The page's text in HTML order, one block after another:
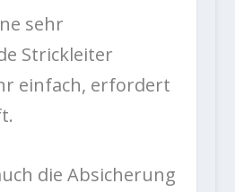
sehr
Strickleiter
einfach, erfordert
die Absicherung